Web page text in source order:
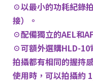
☉以最小的功耗紀錄
接）。
☉配備獨立的AEL和
☉可額外選購HLD-10
拍攝都有相同的握持
使用時，可以拍攝約